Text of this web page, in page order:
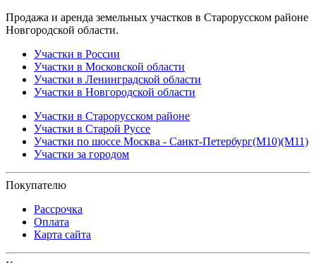
Продажа и аренда земельных участков в Старорусском районе
Новгородской области.
Участки в России
Участки в Московской области
Участки в Ленинградской области
Участки в Новгородской области
Участки в Старорусском районе
Участки в Старой Руссе
Участки по шоссе Москва - Санкт-Петербург(М10)(М11)
Участки за городом
Покупателю
Рассрочка
Оплата
Карта сайта